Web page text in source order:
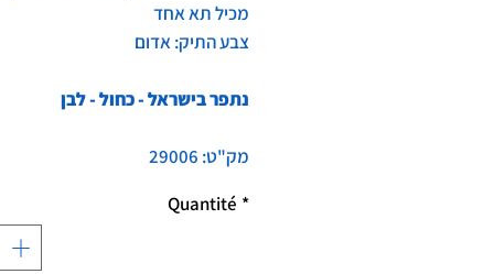
מכיל תא אחד
צבע התיק: אדום
נתפר בישראל - כחול - לבן
מק"ט: 29006
Quantité *